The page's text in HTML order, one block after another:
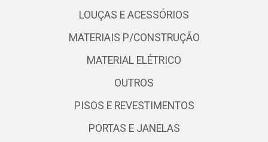
LOUÇAS E ACESSÓRIOS
MATERIAIS P/CONSTRUÇÃO
MATERIAL ELÉTRICO
OUTROS
PISOS E REVESTIMENTOS
PORTAS E JANELAS